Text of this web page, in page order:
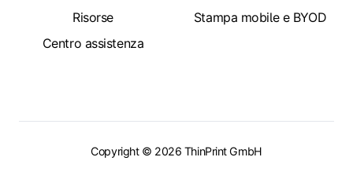
Risorse
Centro assistenza
Stampa mobile e BYOD
Copyright © 2026 ThinPrint GmbH